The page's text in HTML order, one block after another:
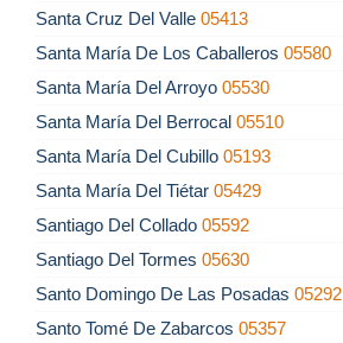
Santa Cruz Del Valle 05413
Santa María De Los Caballeros 05580
Santa María Del Arroyo 05530
Santa María Del Berrocal 05510
Santa María Del Cubillo 05193
Santa María Del Tiétar 05429
Santiago Del Collado 05592
Santiago Del Tormes 05630
Santo Domingo De Las Posadas 05292
Santo Tomé De Zabarcos 05357